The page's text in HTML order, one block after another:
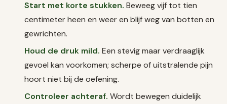
Start met korte stukken. Beweeg vijf tot tien
centimeter heen en weer en blijf weg van botten en
gewrichten.
Houd de druk mild. Een stevig maar verdraaglijk
gevoel kan voorkomen; scherpe of uitstralende pijn
hoort niet bij de oefening.
Controleer achteraf. Wordt bewegen duidelijk